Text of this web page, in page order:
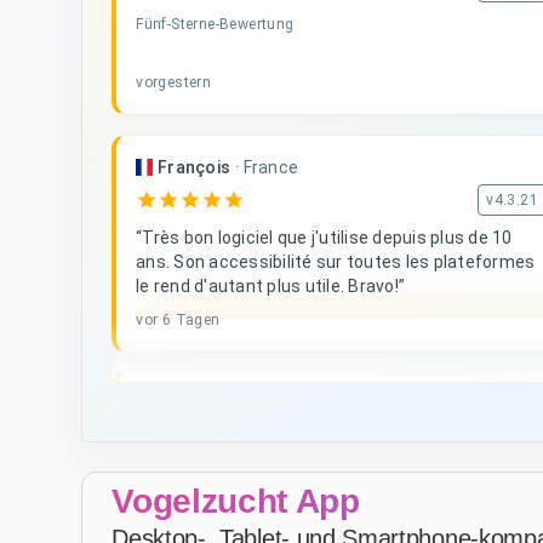
Fünf-Sterne-Bewertung
vorgestern
François · France
star star star star star v4.3.21
“Très bon logiciel que j'utilise depuis plus de 10
ans. Son accessibilité sur toutes les plateformes
le rend d'autant plus utile. Bravo!”
vor 6 Tagen
starstarstarstarstar v4.3.21
Fünf-Sterne-Bewertung
vor 3 Wochen
Vogelzucht App